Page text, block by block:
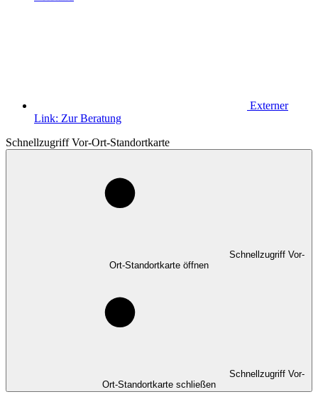
Externer
Link: Zur Beratung
Schnellzugriff Vor-Ort-Standortkarte
Schnellzugriff Vor-
Ort-Standortkarte öffnen
Schnellzugriff Vor-
Ort-Standortkarte schließen